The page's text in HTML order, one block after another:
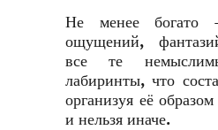
Не менее богато
ощущений,
все те
лабиринты, что
организуя её
и нельзя иначе.